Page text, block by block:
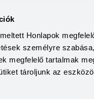
Honlapok
személyre
megfelelő tartalmak
tároljunk az